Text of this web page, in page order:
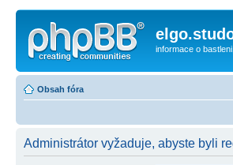
informace o
Obsah fóra
Administrátor vyžaduje, abyste byli